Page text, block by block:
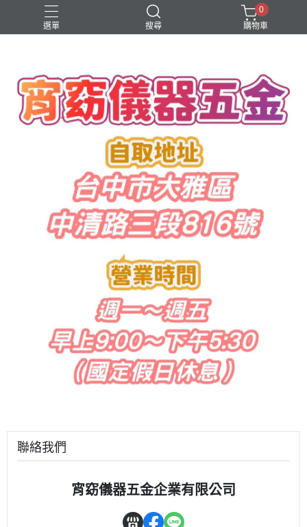
選單 搜尋
水管鋸
0
購物車
聯絡我們
宵窈儀器五金企業有限公司